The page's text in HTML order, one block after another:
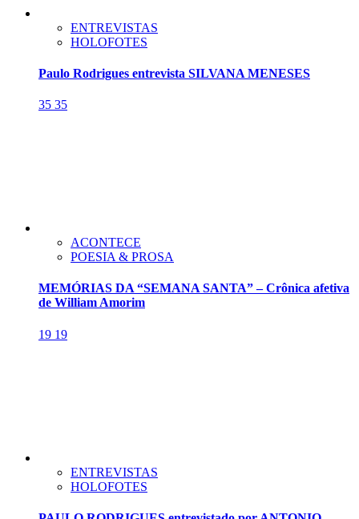
ENTREVISTAS
HOLOFOTES
Paulo Rodrigues entrevista SILVANA MENESES
35 35
ACONTECE
POESIA & PROSA
MEMÓRIAS DA “SEMANA SANTA” – Crônica afetiva
de William Amorim
19 19
ENTREVISTAS
HOLOFOTES